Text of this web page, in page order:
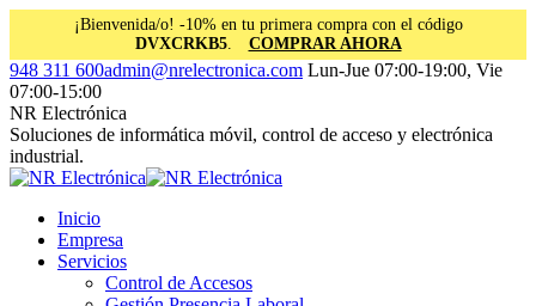
¡Bienvenida/o! -10% en tu primera compra con el código
DVXCRKB5. COMPRAR AHORA
Saltar
al
contenido
Facebook
page
opens
in
new
window
Instagram
page
opens
in
new
window
Linkedin
page
opens
in
new
window
948 311 600admin@nrelectronica.com Lun-Jue 07:00-19:00, Vie
07:00-15:00
NR Electrónica
Soluciones de informática móvil, control de acceso y electrónica
industrial.
Inicio
Empresa
Servicios
Control de Accesos